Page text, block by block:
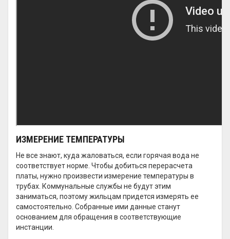
ИЗМЕРЕНИЕ ТЕМПЕРАТУРЫ
Не все знают, куда жаловаться, если горячая вода не
соответствует норме. Чтобы добиться перерасчета
платы, нужно произвести измерение температуры в
трубах. Коммунальные службы не будут этим
заниматься, поэтому жильцам придется измерять ее
самостоятельно. Собранные ими данные станут
основанием для обращения в соответствующие
инстанции.